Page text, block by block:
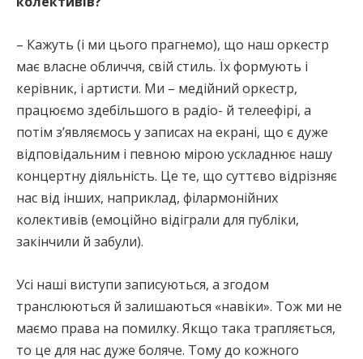
– Кажуть (і ми цього прагнемо), що наш оркестр
має власне обличчя, свій стиль. Їх формують і
керівник, і артисти. Ми – медійний оркестр,
працюємо здебільшого в радіо- й телеефірі, а
потім з’являємось у записах на екрані, що є дуже
відповідальним і певною мірою ускладнює нашу
концертну діяльність. Це те, що суттєво відрізняє
нас від інших, наприклад, філармонійних
колективів (емоційно відіграли для публіки,
закінчили й забули).
Усі наші виступи записуються, а згодом
транслюються й залишаються «навіки». Тож ми не
маємо права на помилку. Якщо така трапляється,
то це для нас дуже боляче. Тому до кожного